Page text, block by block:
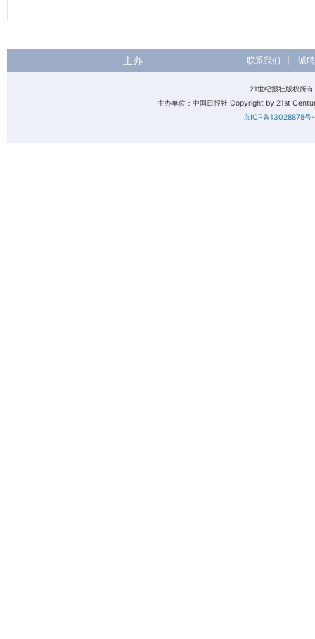
主办 联系我们 诚
21世纪报社版权所
主办单位：中国日报社 Copyright by 21st
京ICP备13028878号